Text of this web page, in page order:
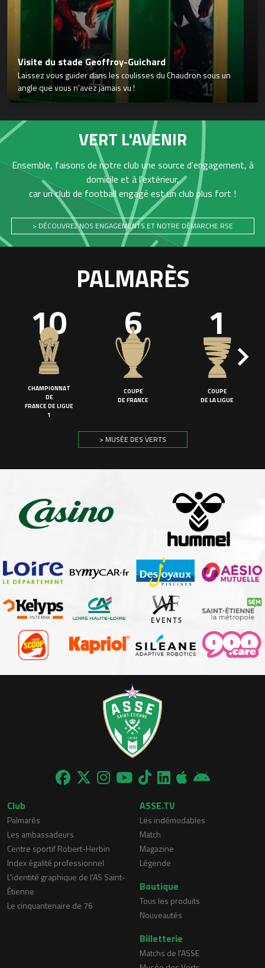
Visite du stade Geoffroy-Guichard
Laissez vous guider dans les coulisses du Chaudron sous un
angle que vous n’avez jamais vu !
VERT L'AVENIR
Ensemble, faisons de notre club une source d'engagement, à
domicile et à l'extérieur,
car un club de football engagé est un club plus fort !
> DÉCOUVREZ NOS ENGAGEMENTS ET NOTRE DÉMARCHE RSE
PALMARÈS
10
CHAMPIONNAT
DE
FRANCE DE LIGUE
1
6
COUPE
DE FRANCE
1
COUPE
DE LA LIGUE
> MUSÉE DES VERTS
Club
Palmarès
Les ambassadeurs
Centre sportif Robert-Herbin
Index égalité professionnel
L'identité graphique de l'AS Saint-
Étienne
Le cinquantenaire de 76
ASSE.TV
Les indémodables
Match
Magazine
Légende
Boutique
Tous les produits
Nouveautés
Billetterie
Matchs de l'ASSE